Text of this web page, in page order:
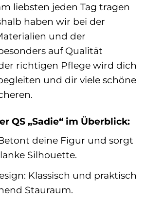
liebsten jeden Tag tragen
haben wir bei der
und der
auf Qualität
richtigen Pflege wird dich
und dir viele schöne
QS „Sadie“ im Überblick:
deine Figur und sorgt
Silhouette.
Klassisch und praktisch
Stauraum.